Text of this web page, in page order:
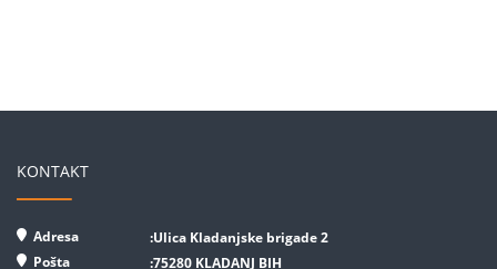
KONTAKT
Adresa :Ulica Kladanjske brigade 2
Pošta :75280 KLADANJ BIH